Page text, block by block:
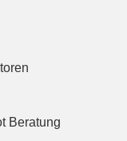
Beratung